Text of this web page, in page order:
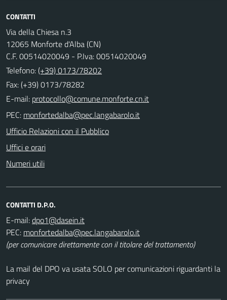
CONTATTI
Via della Chiesa n.3
12065 Monforte d'Alba (CN)
C.F. 00514020049 - P.Iva: 00514020049
Telefono:(+39) 0173/78202
Fax: (+39) 0173/78282
E-mail:
PEC:
Ufficio Relazioni con il Pubblico
Uffici e orari
Numeri utili
CONTATTI D.P.O.
E-mail:
PEC:
(per comunicare direttamente con il titolare del trattamento)
La mail del DPO va usata SOLO per comunicazioni riguardanti la
privacy